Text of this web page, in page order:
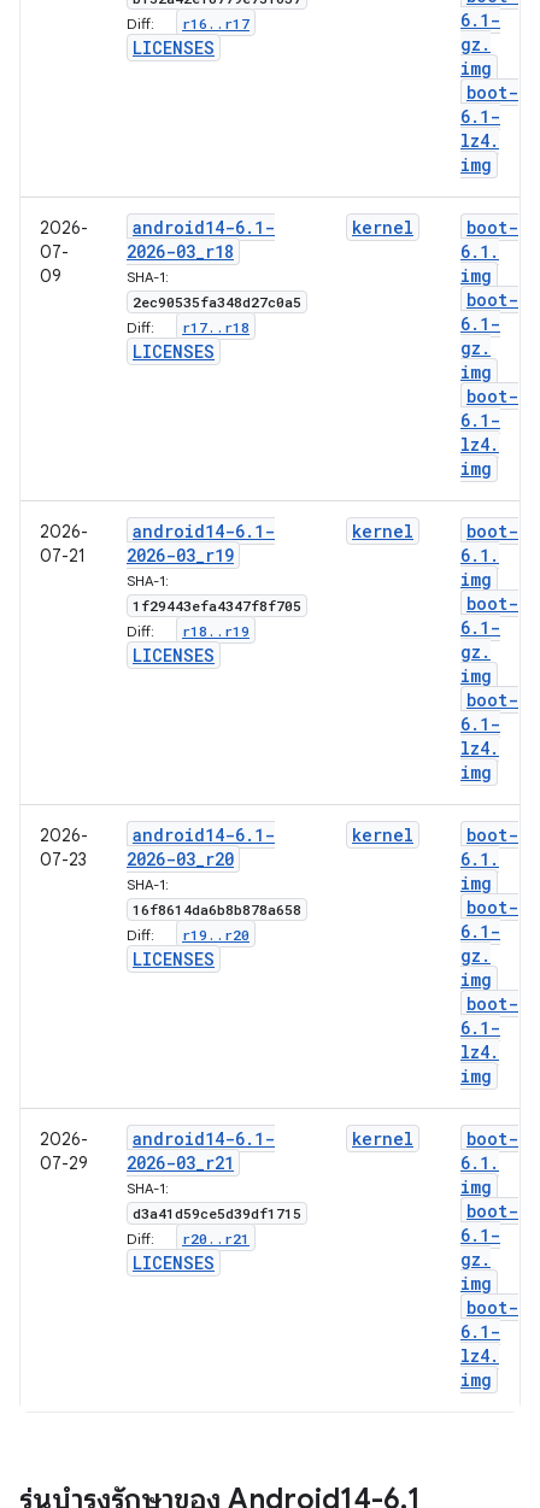
Diff: r16 . . r17
LICENSES
6. 1-
gz .
img
boot-
6. 1-
lz4.
img
2026-
07-
09
android14-6. 1-
2026-03_r18
SHA-1:
2ec90535fa348d27c0a5
Diff: r17. . r18
LICENSES
kernel
boot-
6. 1 .
img
boot-
6. 1-
gz .
img
boot-
6. 1-
lz4.
img
2026-
07-21
android14-6. 1-
2026-03_r19
SHA-1:
1f29443efa4347f8f705
Diff: r18 . . r19
LICENSES
kernel
boot-
6. 1 .
img
boot-
6. 1-
gz .
img
boot-
6. 1-
lz4.
img
2026-
07-23
android14-6. 1-
2026-03_r20
SHA-1:
16f8614da6b8b878a658
Diff: r19 . . r20
LICENSES
kernel
boot-
6. 1 .
img
boot-
6. 1-
gz .
img
boot-
6. 1-
lz4.
img
2026-
07-29
android14-6. 1-
2026-03_r21
SHA-1:
d3a41d59ce5d39df1715
Diff: r20 . . r21
LICENSES
kernel
boot-
6. 1 .
img
boot-
6. 1-
gz .
img
boot-
6. 1-
lz4.
img
รุ่นบำรุงรักษาของ Android14-6.1